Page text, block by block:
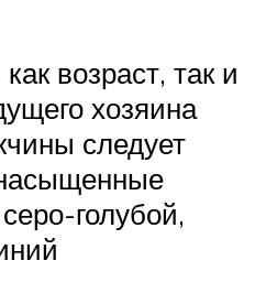
возраст, так и
хозяина
следует
голубой,